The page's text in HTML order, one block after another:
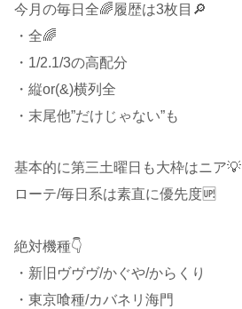
今月の毎日全🌈履歴は3枚目🔎
・全🌈
・1/2.1/3の高配分
・縦or(&)横列全
・末尾他”だけじゃない”も
基本的に第三土曜日も大枠はニア💡
ローテ/毎日系は素直に優先度🆙
絶対機種👇
・新旧ヴヴヴ/かぐや/からくり
・東京喰種/カバネリ海門